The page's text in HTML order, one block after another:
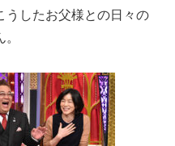
うしたお父様との日々の